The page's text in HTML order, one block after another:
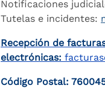
Notificaciones
Tutelas e incidentes:
Recepción de
electrónicas:
Código Postal: